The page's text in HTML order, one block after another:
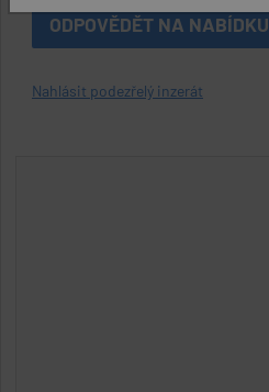
ODPOVĚDĚT NA NABÍDKU
Nahlásit podezřelý inzerát